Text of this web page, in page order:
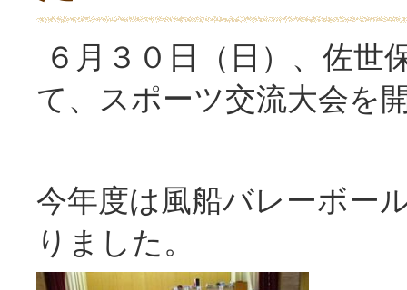
６月３０日（日）、佐世
て、スポーツ交流大会を
今年度は風船バレーボー
りました。